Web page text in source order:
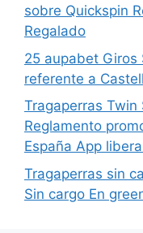
sobre Quickspin
Regalado
25 aupabet Giros
referente a
Tragaperras
Reglamento
España App
Tragaperras sin
Sin cargo En